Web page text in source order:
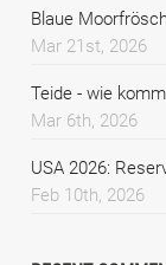
Blaue
Mar 21st, 2026
Teide - wie
Mar 6th, 2026
USA 2026:
Feb 10th, 2026